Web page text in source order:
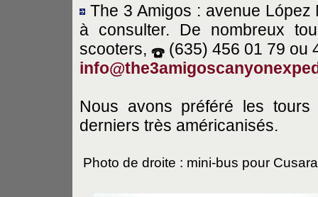
The 3 Amigos : avenue
à consulter. De nombreux
scooters,
(635) 456 01 79 ou
Nous avons préféré les
derniers très américanisés.
Photo de droite : mini-bus pour